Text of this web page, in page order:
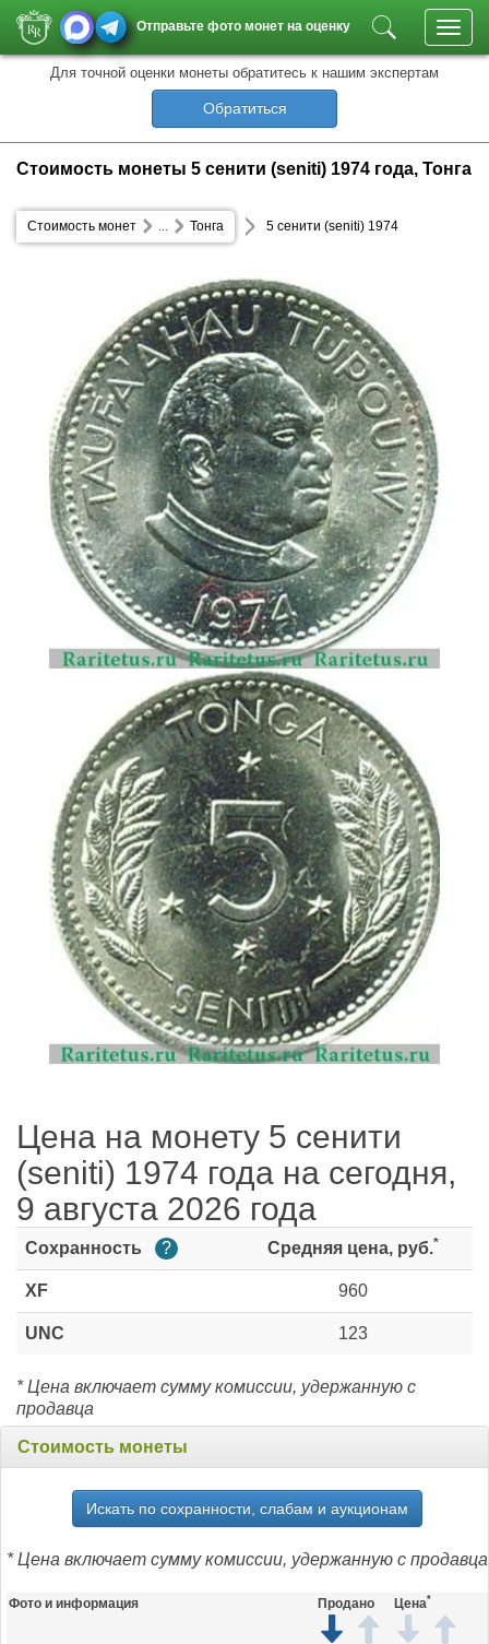
Отправьте фото монет на оценку
Для точной оценки монеты обратитесь к нашим экспертам
Обратиться
Стоимость монеты 5 сенити (seniti) 1974 года, Тонга
Стоимость монет Тонга
... 5 сенити (seniti) 1974
Цена на монету 5 сенити
(seniti) 1974 года на сегодня,
9 августа 2026 года
Сохранность ? Средняя цена, руб.*
XF 960
UNC 123
* Цена включает сумму комиссии, удержанную с
продавца
Стоимость монеты
Искать по сохранности, слабам и аукционам
* Цена включает сумму комиссии, удержанную с продавца
Фото и информация Продано Цена*